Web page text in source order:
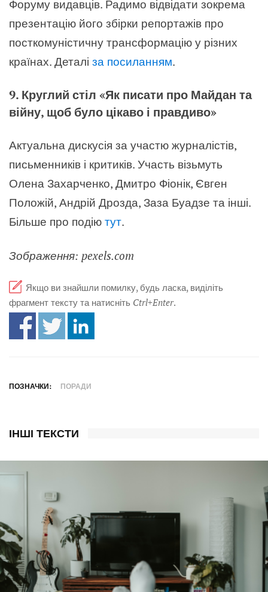
Форуму видавців. Радимо відвідати зокрема
презентацію його збірки репортажів про
посткомуністичну трансформацію у різних
країнах. Деталі за посиланням.
9. Круглий стіл «Як писати про Майдан та
війну, щоб було цікаво і правдиво»
Актуальна дискусія за участю журналістів,
письменників і критиків. Участь візьмуть
Олена Захарченко, Дмитро Фіонік, Євген
Положій, Андрій Дрозда, Заза Буадзе та інші.
Більше про подію тут.
Зображення: pexels.com
Якщо ви знайшли помилку, будь ласка, виділіть
фрагмент тексту та натисніть Ctrl+Enter.
ПОЗНАЧКИ: ПОРАДИ
ІНШІ ТЕКСТИ